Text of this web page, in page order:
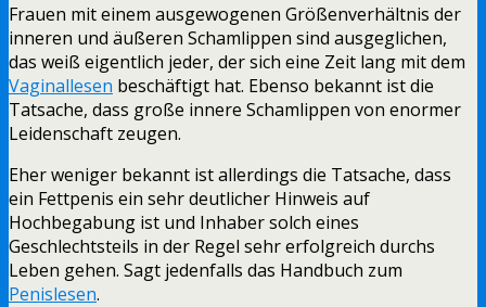
Frauen mit einem ausgewogenen Größenverhältnis der
inneren und äußeren Schamlippen sind ausgeglichen,
das weiß eigentlich jeder, der sich eine Zeit lang mit dem
Vaginallesen beschäftigt hat. Ebenso bekannt ist die
Tatsache, dass große innere Schamlippen von enormer
Leidenschaft zeugen.
Eher weniger bekannt ist allerdings die Tatsache, dass
ein Fettpenis ein sehr deutlicher Hinweis auf
Hochbegabung ist und Inhaber solch eines
Geschlechtsteils in der Regel sehr erfolgreich durchs
Leben gehen. Sagt jedenfalls das Handbuch zum
Penislesen.